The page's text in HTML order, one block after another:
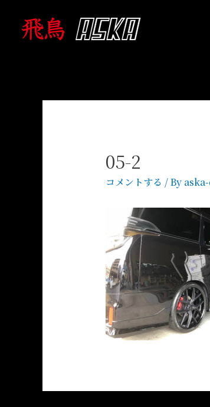
05-2
コメントする / By